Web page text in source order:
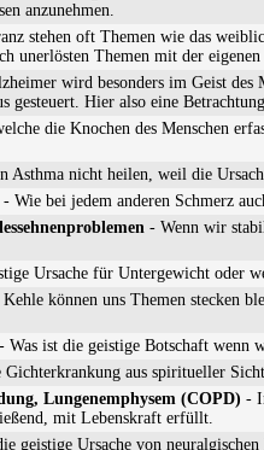
anzunehmen.
stehen oft Themen wie das
unerlösten Themen mit der eigenen
wird besonders im Geist des
gesteuert. Hier also eine
die Knochen des Menschen
Asthma nicht heilen, weil die
- Wie bei jedem anderen Schmerz
- Wenn wir
Ursache für Untergewicht oder
können uns Themen stecken
- Was ist die geistige Botschaft wenn
Gichterkrankung aus spiritueller Sicht.
Lungenemphysem (COPD) -
mit Lebenskraft erfüllt.
geistige Ursache von neuralgischen